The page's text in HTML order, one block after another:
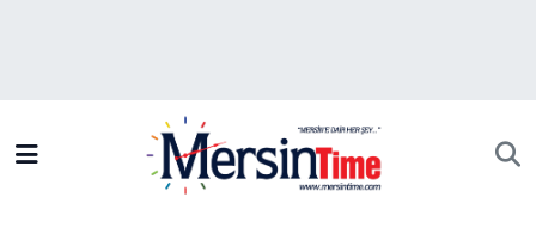
Bilim-Teknoloji
Trafik Durumu